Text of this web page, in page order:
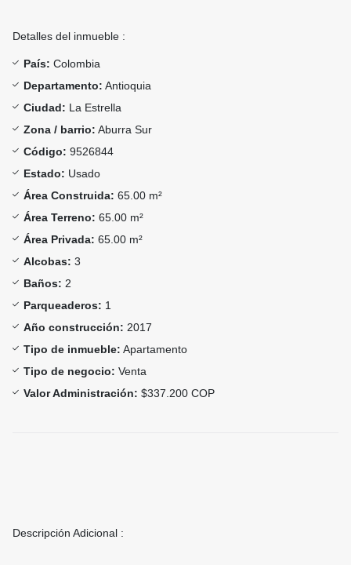
Detalles del inmueble :
País: Colombia
Departamento: Antioquia
Ciudad: La Estrella
Zona / barrio: Aburra Sur
Código: 9526844
Estado: Usado
Área Construida: 65.00 m²
Área Terreno: 65.00 m²
Área Privada: 65.00 m²
Alcobas: 3
Baños: 2
Parqueaderos: 1
Año construcción: 2017
Tipo de inmueble: Apartamento
Tipo de negocio: Venta
Valor Administración: $337.200 COP
Descripción Adicional :